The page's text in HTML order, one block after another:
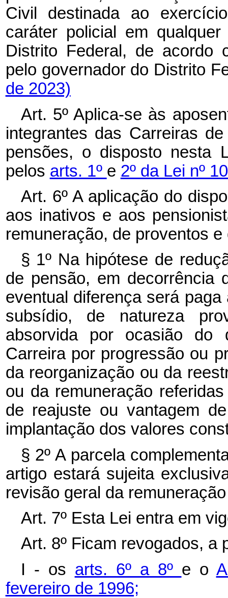
Civil destinada ao
caráter policial em
Distrito Federal, de acordo
pelo governador do Distrito
de 2023)
Art. 5ºAplica-se às
integrantes das Carreiras
pensões, o disposto nesta
pelos arts. 1º e 2º da Lei nº
Art. 6º A aplicação do
aos inativos e aos
remuneração, de proventos
§ 1º Na hipótese de
de pensão, em decorrência
eventual diferença será
subsídio, de natureza
absorvida por ocasião do
Carreira por progressão ou
da reorganização ou da
ou da remuneração
de reajuste ou vantagem
implantação dos valores
§ 2º A parcela
artigo estará sujeita
revisão geral da
Art. 7º Esta Lei entra em
Art. 8º Ficam revogados, a
I - os arts. 6º a 8º e o
fevereiro de 1996;